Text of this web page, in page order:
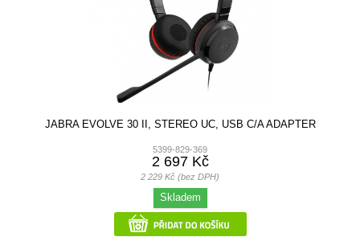
JABRA EVOLVE 30 II, STEREO UC, USB C/A ADAPTER
5399-829-369
2 697 Kč
2 229 Kč (bez DPH)
Skladem